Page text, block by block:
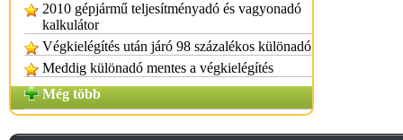
2010 gépjármű teljesítményadó és vagyonadó
kalkulátor
Végkielégítés után járó 98 százalékos különadó
Meddig különadó mentes a végkielégítés
Még több